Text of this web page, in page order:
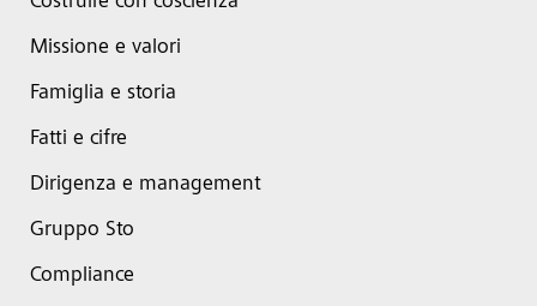
Missione e valori
Famiglia e storia
Fatti e cifre
Dirigenza e management
Gruppo Sto
Compliance